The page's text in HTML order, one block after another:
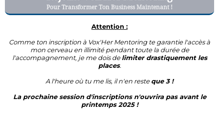
Pour Transformer Ton Business Maintenant !
Attention :
Comme ton inscription à Vox'Her Mentoring te garantie l'accès à
mon cerveau en illimité pendant toute la durée de
l'accompagnement, je me dois delimiter drastiquement les
places.
A l'heure où tu me lis, il n'en resteque 3 !
La prochaine session d'inscriptions n'ouvrira pas avant le
printemps 2025 !